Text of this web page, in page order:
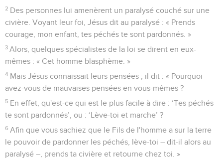
2 Des personnes lui amenèrent un paralysé couché sur une
civière. Voyant leur foi, Jésus dit au paralysé : « Prends
courage, mon enfant, tes péchés te sont pardonnés. »
3 Alors, quelques spécialistes de la loi se dirent en eux-
mêmes : « Cet homme blasphème. »
4 Mais Jésus connaissait leurs pensées ; il dit : « Pourquoi
avez-vous de mauvaises pensées en vous-mêmes ?
5 En effet, qu'est-ce qui est le plus facile à dire : ‘Tes péchés
te sont pardonnés’, ou : ‘Lève-toi et marche’ ?
6 Afin que vous sachiez que le Fils de l'homme a sur la terre
le pouvoir de pardonner les péchés, lève-toi – dit-il alors au
paralysé –, prends ta civière et retourne chez toi. »